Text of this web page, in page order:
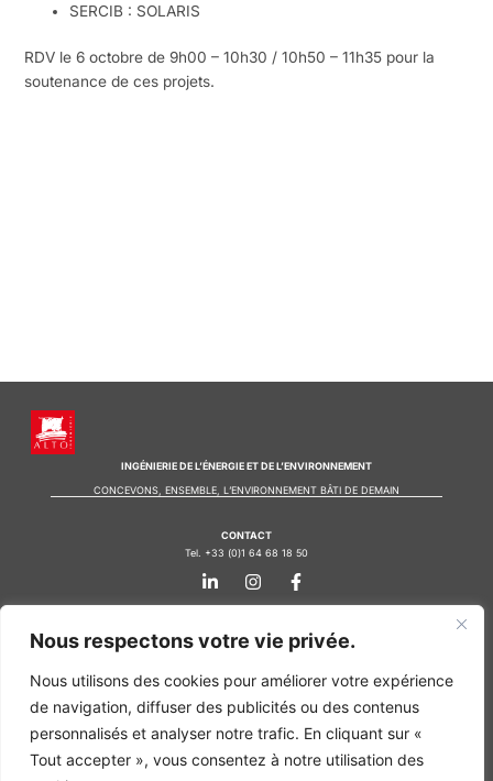
Nous respectons votre vie privée.
Nous utilisons des cookies pour améliorer votre expérience
de navigation, diffuser des publicités ou des contenus
personnalisés et analyser notre trafic. En cliquant sur «
Tout accepter », vous consentez à notre utilisation des
SERCIB : SOLARIS
RDV le 6 octobre de 9h00 – 10h30 / 10h50 – 11h35 pour la
soutenance de ces projets.
INGÉNIERIE DE L’ÉNERGIE ET DE L’ENVIRONNEMENT
CONCEVONS, ENSEMBLE, L’ENVIRONNEMENT BÂTI DE DEMAIN
CONTACT
Tel. +33 (0)1 64 68 18 50
L
i
n
e
i
-
i
I
n
s
a
r
a
m
F
a
c
b
o
-
Nos agences
Bureau d'études Île de France
Bureau d'études Bordeaux
Bureau d'études Lyon
CONTACT
Tel. +33 (0)1 64 68 18 50